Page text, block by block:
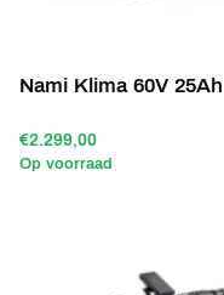
Nami Klima 60V 25Ah
€2.299,00
Op voorraad